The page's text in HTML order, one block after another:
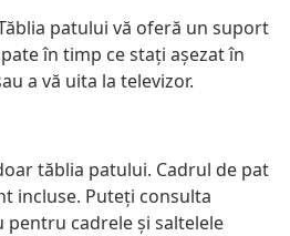
patului vă oferă un suport
în timp ce stați așezat în
a vă uita la televizor.
tăblia patului. Cadrul de pat
incluse. Puteți consulta
pentru cadrele și saltelele